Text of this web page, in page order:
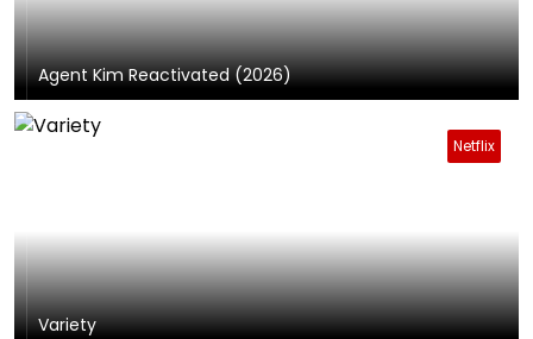
Agent Kim Reactivated (2026)
Netflix
Variety